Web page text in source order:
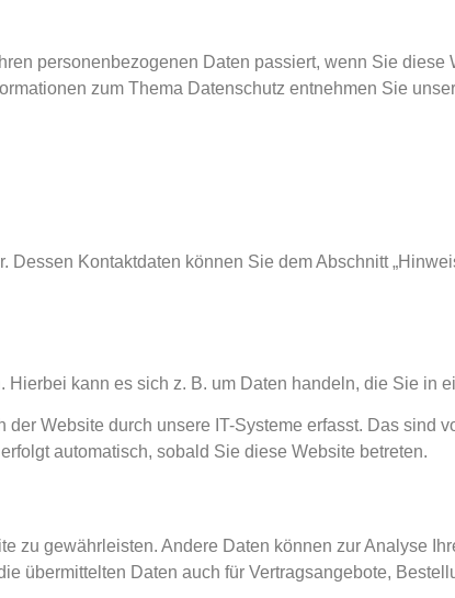
personenbezogenen Daten passiert, wenn Sie
zum Thema Datenschutz entnehmen Sie
Kontaktdaten können Sie dem Abschnitt
kann es sich z. B. um Daten handeln, die Sie in
Website durch unsere IT-Systeme erfasst. Das sind
automatisch, sobald Sie diese Website betreten.
zu gewährleisten. Andere Daten können zur Analyse
übermittelten Daten auch für Vertragsangebote,